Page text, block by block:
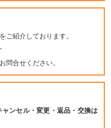
ご紹介しております。
問合せください。
ンセル・変更・返品・交換は